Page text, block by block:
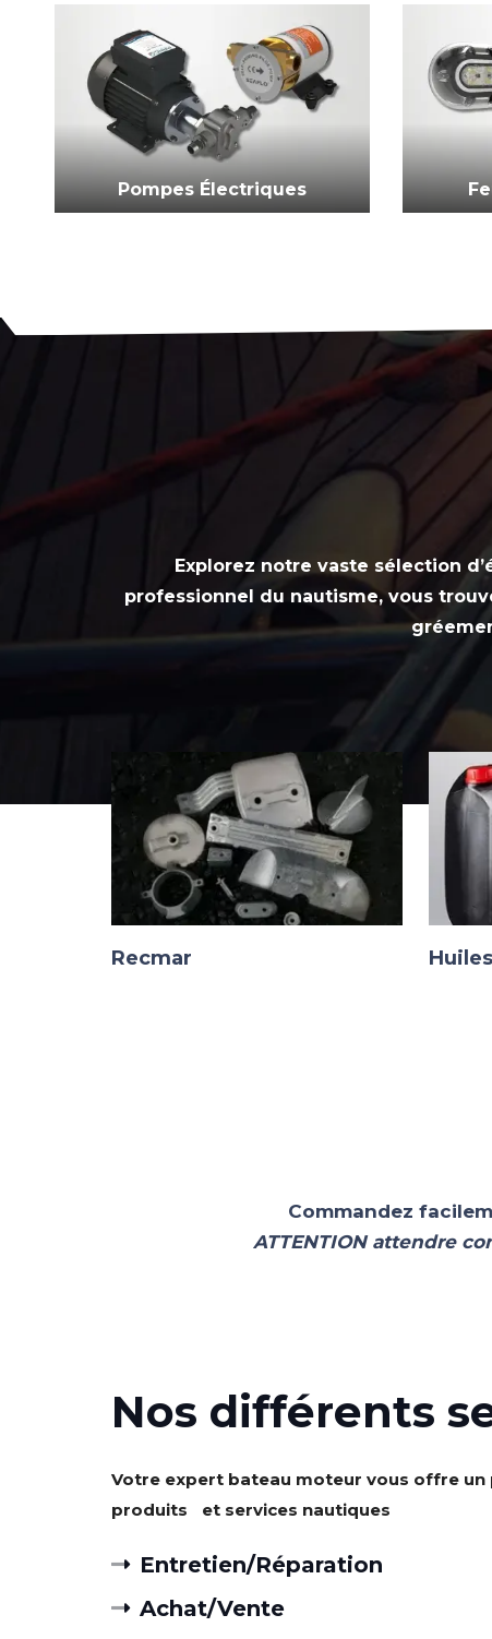
Pompes Électriques
Explorez notre vaste sélection
professionnel du nautisme, vous
Recmar
Commandez
ATTENTION attendre
Nos différents
Votre expert bateau moteur vous offre un
produits et services nautiques
Entretien/Réparation
Achat/Vente